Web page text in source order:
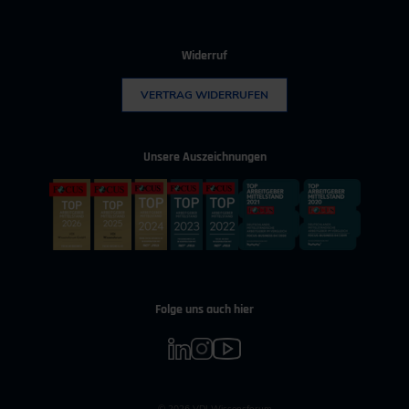
Widerruf
VERTRAG WIDERRUFEN
Unsere Auszeichnungen
Folge uns auch hier